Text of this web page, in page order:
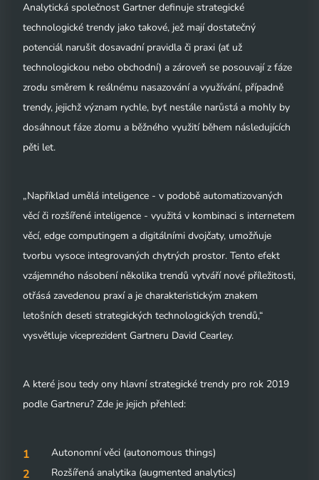
Analytická společnost Gartner definuje strategické
technologické trendy jako takové, jež mají dostatečný
potenciál narušit dosavadní pravidla či praxi (ať už
technologickou nebo obchodní) a zároveň se posouvají z fáze
zrodu směrem k reálnému nasazování a využívání, případně
trendy, jejichž význam rychle, byť nestále narůstá a mohly by
dosáhnout fáze zlomu a běžného využití během následujících
pěti let.
„Například umělá inteligence - v podobě automatizovaných
věcí či rozšířené inteligence - využitá v kombinaci s internetem
věcí, edge computingem a digitálními dvojčaty, umožňuje
tvorbu vysoce integrovaných chytrých prostor. Tento efekt
vzájemného násobení několika trendů vytváří nové příležitosti,
otřásá zavedenou praxí a je charakteristickým znakem
letošních deseti strategických technologických trendů,“
vysvětluje viceprezident Gartneru David Cearley.
A které jsou tedy ony hlavní strategické trendy pro rok 2019
podle Gartneru? Zde je jejich přehled:
Autonomní věci (autonomous things)
Rozšířená analytika (augmented analytics)